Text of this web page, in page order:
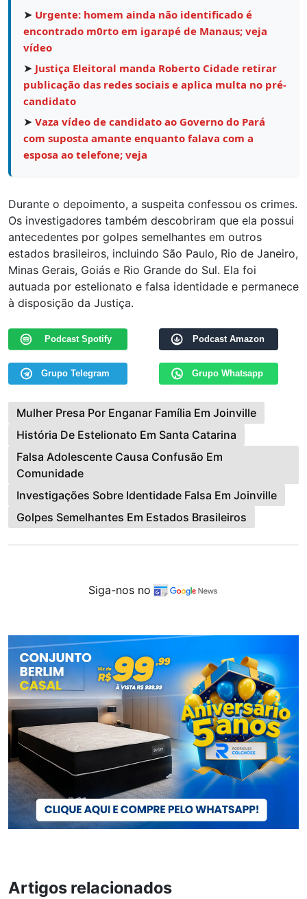
➤ Urgente: homem ainda não identificado é
encontrado m0rto em igarapé de Manaus; veja
vídeo
➤ Justiça Eleitoral manda Roberto Cidade retirar
publicação das redes sociais e aplica multa no pré-
candidato
➤ Vaza vídeo de candidato ao Governo do Pará
com suposta amante enquanto falava com a
esposa ao telefone; veja
Durante o depoimento, a suspeita confessou os crimes.
Os investigadores também descobriram que ela possui
antecedentes por golpes semelhantes em outros
estados brasileiros, incluindo São Paulo, Rio de Janeiro,
Minas Gerais, Goiás e Rio Grande do Sul. Ela foi
autuada por estelionato e falsa identidade e permanece
à disposição da Justiça.
Podcast Spotify Podcast Amazon
Grupo Telegram Grupo Whatsapp
Mulher Presa Por Enganar Família Em Joinville
História De Estelionato Em Santa Catarina
Falsa Adolescente Causa Confusão Em
Comunidade
Investigações Sobre Identidade Falsa Em Joinville
Golpes Semelhantes Em Estados Brasileiros
Siga-nos no
Artigos relacionados